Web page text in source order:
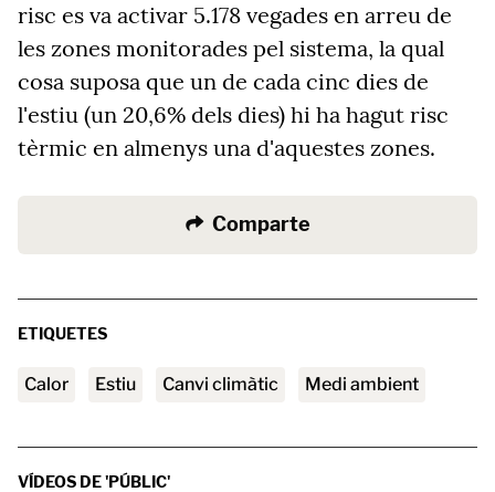
risc es va activar 5.178 vegades en arreu de
les zones monitorades pel sistema, la qual
cosa suposa que un de cada cinc dies de
l'estiu (un 20,6% dels dies) hi ha hagut risc
tèrmic en almenys una d'aquestes zones.
Comparte
ETIQUETES
calor estiu canvi climàtic medi ambient
VÍDEOS DE 'PÚBLIC'